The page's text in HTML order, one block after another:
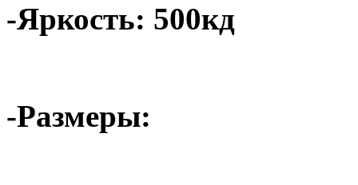
-Яркость: 500кд
-Размеры: